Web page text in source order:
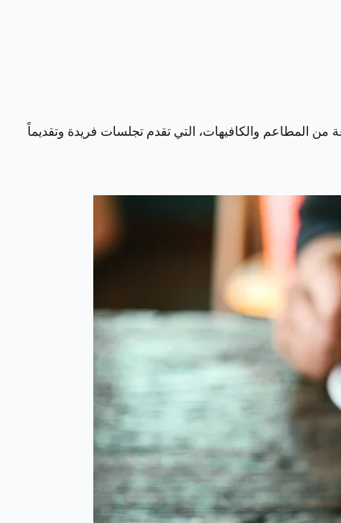
من المطاعم والكافيهات، التي تقدم تجلسات فريدة وتقديماً